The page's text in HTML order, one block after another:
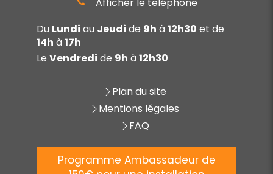
Du Lundi au Jeudi de 9h à12h30 et de
14h à17h
Le Vendredi de 9h à12h30
Plan du site
Mentions légales
FAQ
Programme Ambassadeur de